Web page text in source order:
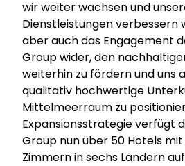
wir weiter wachsen und
Dienstleistungen verbessern
aber auch das Engagement
Group wider, den
weiterhin zu fördern und uns
qualitativ hochwertige
Mittelmeerraum zu
Expansionsstrategie verfügt
Group nun über 50 Hotels
Zimmern in sechs Ländern